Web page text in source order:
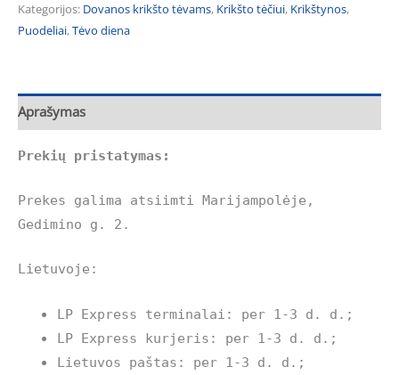
Kategorijos: Dovanos krikšto tėvams, Krikšto tėčiui, Krikštynos,
Puodeliai,Tėvo diena
Aprašymas
Prekių pristatymas:
Prekes galima atsiimti Marijampolėje,
Gedimino g. 2.
Lietuvoje:
LP Express terminalai: per 1-3 d. d.;
LP Express kurjeris: per 1-3 d. d.;
Lietuvos paštas: per 1-3 d. d.;